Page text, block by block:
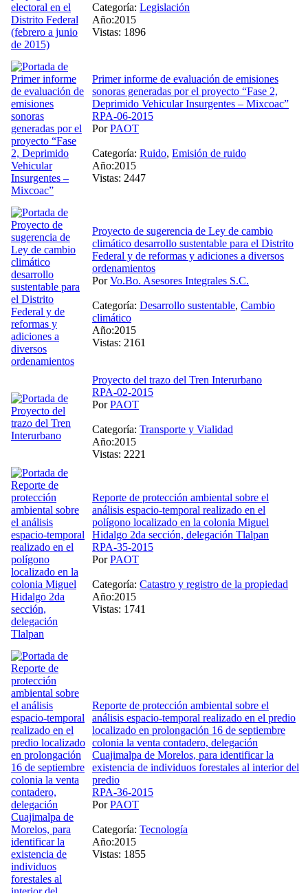
Categoría: Legislación
Año:2015
Vistas: 1896
Primer informe de evaluación de emisiones
sonoras generadas por el proyecto “Fase 2,
Deprimido Vehicular Insurgentes – Mixcoac”
RPA-06-2015
PorPAOT
Categoría: Ruido, Emisión de ruido
Año:2015
Vistas: 2447
Proyecto de sugerencia de Ley de cambio
climático desarrollo sustentable para el Distrito
Federal y de reformas y adiciones a diversos
ordenamientos
PorVo.Bo. Asesores Integrales S.C.
Categoría: Desarrollo sustentable, Cambio
climático
Año:2015
Vistas: 2161
Proyecto del trazo del Tren Interurbano
RPA-02-2015
PorPAOT
Categoría: Transporte y Vialidad
Año:2015
Vistas: 2221
Reporte de protección ambiental sobre el
análisis espacio-temporal realizado en el
polígono localizado en la colonia Miguel
Hidalgo 2da sección, delegación Tlalpan
RPA-35-2015
PorPAOT
Categoría: Catastro y registro de la propiedad
Año:2015
Vistas: 1741
Reporte de protección ambiental sobre el
análisis espacio-temporal realizado en el predio
localizado en prolongación 16 de septiembre
colonia la venta contadero, delegación
Cuajimalpa de Morelos, para identificar la
existencia de individuos forestales al interior del
predio
RPA-36-2015
PorPAOT
Categoría: Tecnología
Año:2015
Vistas: 1855